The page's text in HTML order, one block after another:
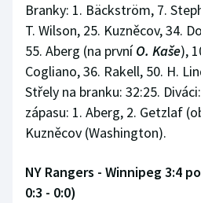
Branky: 1. Bäckström, 7.
T. Wilson, 25. Kuzněcov, 34.
55. Aberg (na prvníO. Kaše),
Cogliano, 36. Rakell, 50. H.
Střely na branku: 32:25.
zápasu: 1. Aberg, 2. Getzlaf
Kuzněcov (Washington).
NY Rangers - Winnipeg 3:4
0:3 - 0:0)